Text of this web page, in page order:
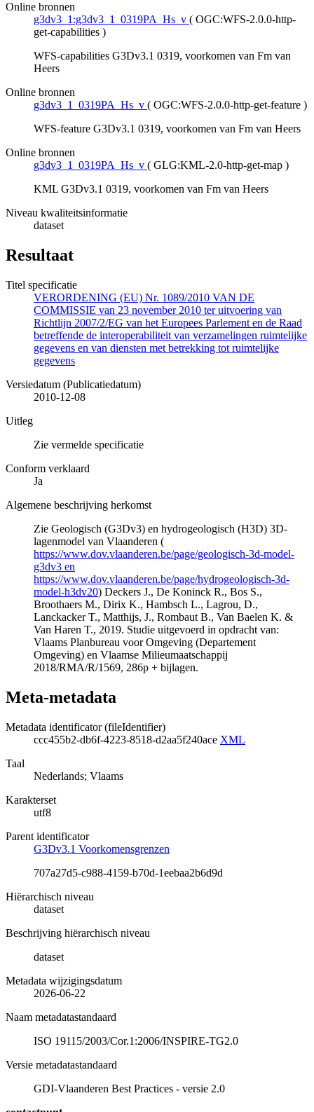
Online bronnen
g3dv3_1:g3dv3_1_0319PA_Hs_v ( OGC:WFS-2.0.0-http-
get-capabilities )
WFS-capabilities G3Dv3.1 0319, voorkomen van Fm van
Heers
Online bronnen
g3dv3_1_0319PA_Hs_v ( OGC:WFS-2.0.0-http-get-feature )
WFS-feature G3Dv3.1 0319, voorkomen van Fm van Heers
Online bronnen
g3dv3_1_0319PA_Hs_v ( GLG:KML-2.0-http-get-map )
KML G3Dv3.1 0319, voorkomen van Fm van Heers
Niveau kwaliteitsinformatie
dataset
Resultaat
Titel specificatie
VERORDENING (EU) Nr. 1089/2010 VAN DE
COMMISSIE van 23 november 2010 ter uitvoering van
Richtlijn 2007/2/EG van het Europees Parlement en de Raad
betreffende de interoperabiliteit van verzamelingen ruimtelijke
gegevens en van diensten met betrekking tot ruimtelijke
gegevens
Versiedatum (Publicatiedatum)
2010-12-08
Uitleg
Zie vermelde specificatie
Conform verklaard
Ja
Algemene beschrijving herkomst
Zie Geologisch (G3Dv3) en hydrogeologisch (H3D) 3D-
lagenmodel van Vlaanderen (
https://www.dov.vlaanderen.be/page/geologisch-3d-model-
g3dv3 en
https://www.dov.vlaanderen.be/page/hydrogeologisch-3d-
model-h3dv20) Deckers J., De Koninck R., Bos S.,
Broothaers M., Dirix K., Hambsch L., Lagrou, D.,
Lanckacker T., Matthijs, J., Rombaut B., Van Baelen K. &
Van Haren T., 2019. Studie uitgevoerd in opdracht van:
Vlaams Planbureau voor Omgeving (Departement
Omgeving) en Vlaamse Milieumaatschappij
2018/RMA/R/1569, 286p + bijlagen.
Meta-metadata
Metadata identificator (fileIdentifier)
ccc455b2-db6f-4223-8518-d2aa5f240ace XML
Taal
Nederlands; Vlaams
Karakterset
utf8
Parent identificator
G3Dv3.1 Voorkomensgrenzen
707a27d5-c988-4159-b70d-1eebaa2b6d9d
Hiërarchisch niveau
dataset
Beschrijving hiërarchisch niveau
dataset
Metadata wijzigingsdatum
2026-06-22
Naam metadatastandaard
ISO 19115/2003/Cor.1:2006/INSPIRE-TG2.0
Versie metadatastandaard
GDI-Vlaanderen Best Practices - versie 2.0